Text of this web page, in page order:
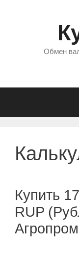
Обмен
Купить
RUP